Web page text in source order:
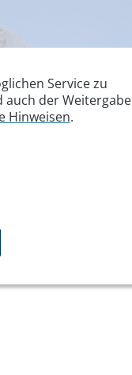
Service zu
auch der Weitergabe
Hinweisen.